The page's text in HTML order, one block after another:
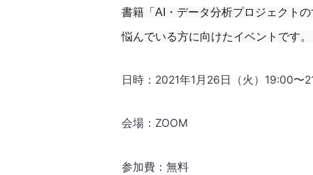
書籍「AI・データ分析プロジェクト
悩んでいる方に向けたイベントです
日時：2021年1月26日（火）19:00〜
会場：ZOOM
参加費：無料